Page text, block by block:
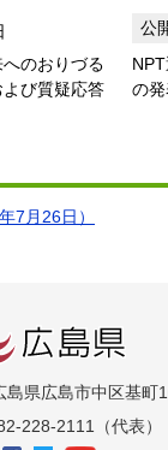
のおりづる
び質疑応答
の発
7月26日）
島県広島市中区基町
228-2111（代表）